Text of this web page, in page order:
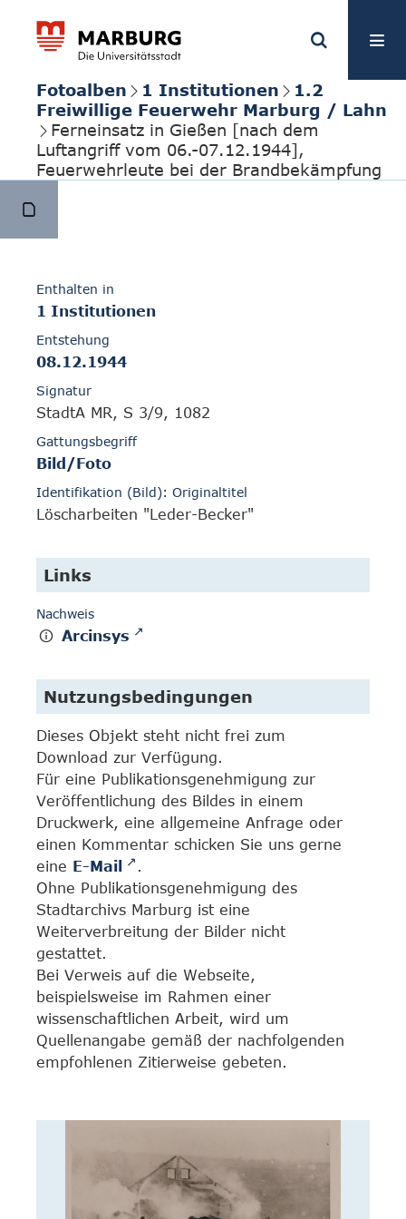
Fotoalben 1 Institutionen
1.2
Freiwillige Feuerwehr Marburg / Lahn
Ferneinsatz in Gießen [nach dem
Luftangriff vom 06.-07.12.1944],
Feuerwehrleute bei der Brandbekämpfung
Enthalten in
1 Institutionen
Entstehung
08.12.1944
Signatur
StadtA MR, S 3/9, 1082
Gattungsbegriff
Bild/Foto
Identifikation (Bild): Originaltitel
Löscharbeiten "Leder-Becker"
Links
Nachweis
Arcinsys
Nutzungsbedingungen
Dieses Objekt steht nicht frei zum
Download zur Verfügung.
Für eine Publikationsgenehmigung zur
Veröffentlichung des Bildes in einem
Druckwerk, eine allgemeine Anfrage oder
einen Kommentar schicken Sie uns gerne
eine E-Mail
.
Ohne Publikationsgenehmigung des
Stadtarchivs Marburg ist eine
Weiterverbreitung der Bilder nicht
gestattet.
Bei Verweis auf die Webseite,
beispielsweise im Rahmen einer
wissenschaftlichen Arbeit, wird um
Quellenangabe gemäß der nachfolgenden
empfohlenen Zitierweise gebeten.